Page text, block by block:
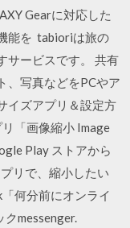
Gearに対応した
能を tabioriは旅の
サービスです。 共有
、写真などをPCやア
イズアプリ＆設定方
「画像縮小 Image
Play ストア‎から
リで、縮小したい
何分前にオンライ
messenger.